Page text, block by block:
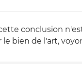
conclusion
bien de l'art,